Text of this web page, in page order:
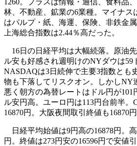
1260。プラスは情報・通信、食料品
林、不動産、鉱業の6業種。マイナス
はパルプ・紙、海運、保険、非鉄金
上海総合指数は2.44％高だった。
16日の日経平均は大幅続落。原油
ル安も好感され週明けのNYダウは59
NASDAQは3日続伸で主要3指数とも
物も下落してリスクオン。しかしNY
悪く朝方の為替レートはドル円が101
ル安円高。ユーロ円は113円台前半。
16870円。大阪夜間取引終値も16870円
日経平均始値は9円高の16878円。
円。終値は273円安の16596円で安値